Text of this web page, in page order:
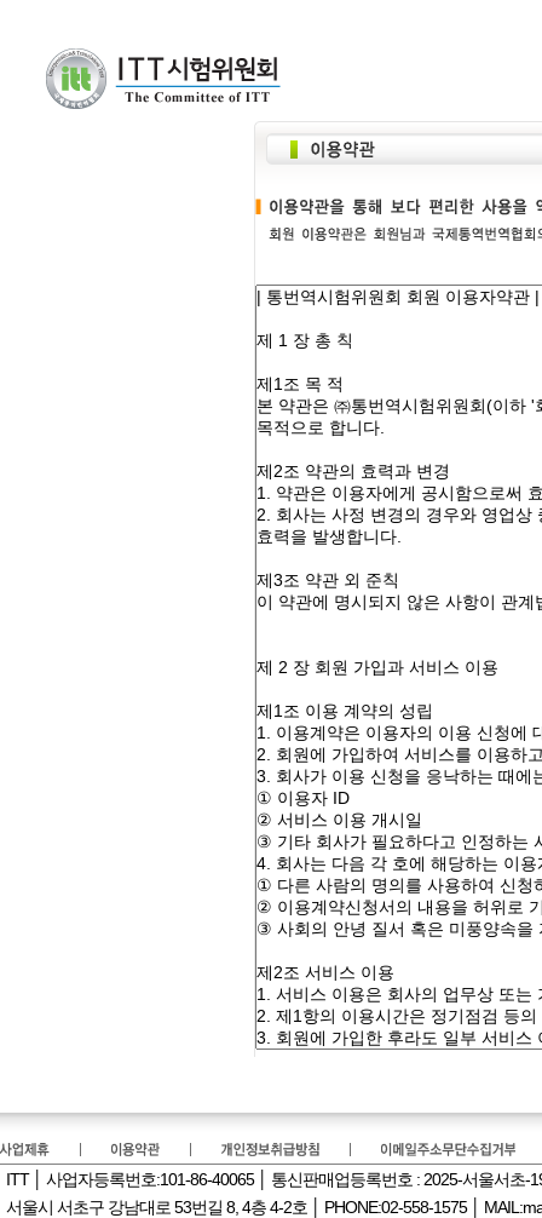
ITT │ 사업자등록번호:101-86-40065 │ 통신판매업등록번호 : 2025-서울서초-
서울시 서초구 강남대로 53번길 8, 4층 4-2호 │ PHONE:02-558-1575 │